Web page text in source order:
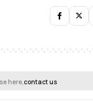
here, contact us